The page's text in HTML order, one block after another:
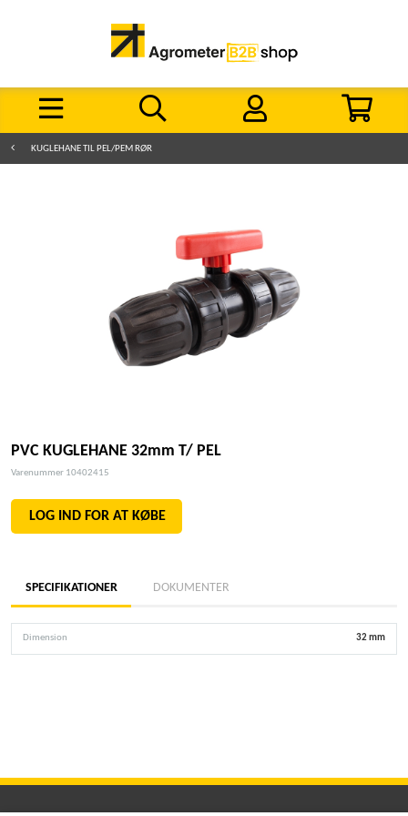
KUGLEHANE TIL PEL/PEM RØR
PVC KUGLEHANE 32mm T/ PEL
Varenummer 10402415
LOG IND FOR AT KØBE
SPECIFIKATIONER DOKUMENTER
Dimension 32 mm